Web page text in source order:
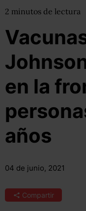
2 minutos de lectura
en la
años
04 de junio, 2021
Compartir